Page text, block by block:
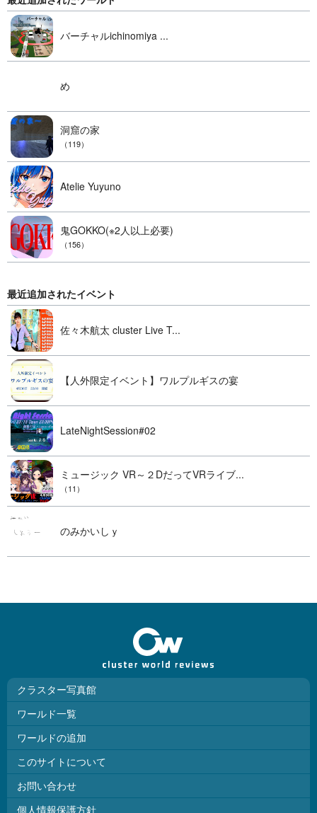
バーチャルichinomiya ...
め
洞窟の家
（119）
Atelie Yuyuno
鬼GOKKO(※2人以上必要)
（156）
最近追加されたイベント
佐々木航太 cluster Live T...
【人外限定イベント】ワルプルギスの宴
LateNightSession#02
ミュージック VR～２DだってVRライブ...
（11）
のみかいしｙ
クラスター写真館
ワールド一覧
ワールドの追加
このサイトについて
お問い合わせ
個人情報保護方針